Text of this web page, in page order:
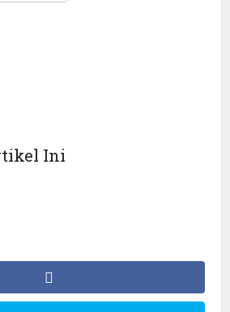
Ini